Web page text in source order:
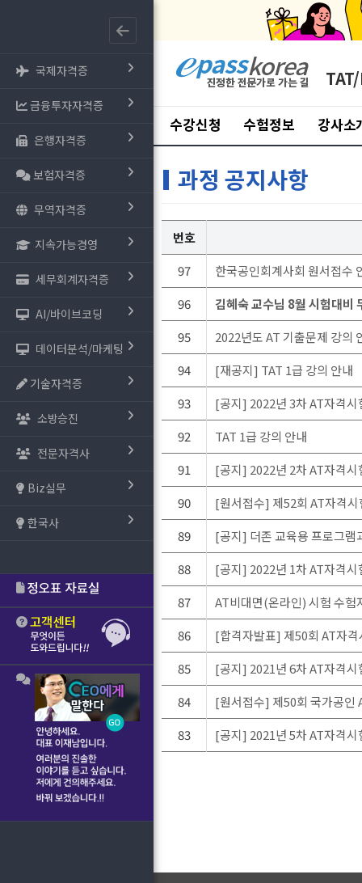
국제자격증
금융투자자격증
은행자격증
보험자격증
무역자격증
지속가능경영
세무회계자격증
AI/바이브코딩
데이터분석/마케팅
기술자격증
소방승진
전문자격사
Biz실무
한국사
수강신청 수험정보 강사소
과정 공지사항
번호
97
한국공인회계사회 원서접수
96
김혜숙 교수님 8월 시험대비
95
2022년도 AT 기출문제 강의
94
[재공지] TAT 1급 강의 안내
93
[공지] 2022년 3차 AT자격시
92
TAT 1급 강의 안내
91
[공지] 2022년 2차 AT자격시
90
[원서접수] 제52회 AT자격시
89
[공지] 더존 교육용 프로그램
88
[공지] 2022년 1차 AT자격시
87
AT비대면(온라인) 시험 수험
86
[합격자발표] 제50회 AT자격
85
[공지] 2021년 6차 AT자격시
84
[원서접수] 제50회 국가공인
83
[공지] 2021년 5차 AT자격시